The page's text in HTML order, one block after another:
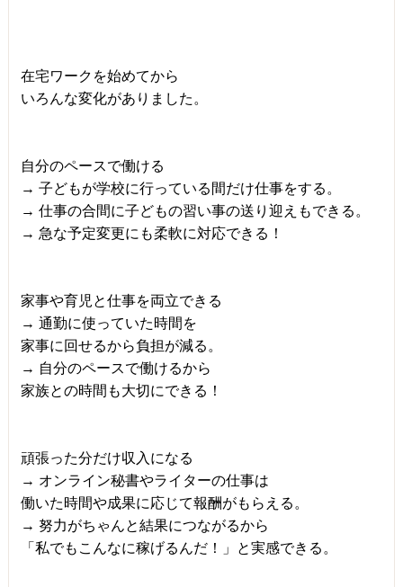
在宅ワークを始めてから
いろんな変化がありました。
自分のペースで働ける
→ 子どもが学校に行っている間だけ仕事をする。
→ 仕事の合間に子どもの習い事の送り迎えもできる。
→ 急な予定変更にも柔軟に対応できる！
家事や育児と仕事を両立できる
→ 通勤に使っていた時間を
家事に回せるから負担が減る。
→ 自分のペースで働けるから
家族との時間も大切にできる！
頑張った分だけ収入になる
→ オンライン秘書やライターの仕事は
働いた時間や成果に応じて報酬がもらえる。
→ 努力がちゃんと結果につながるから
「私でもこんなに稼げるんだ！」と実感できる。